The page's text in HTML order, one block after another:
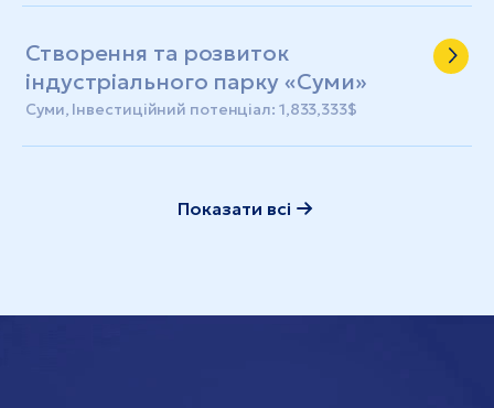
Створення та розвиток
індустріального парку «Суми»
Суми, Інвестиційний потенціал: 1,833,333$
Показати всі